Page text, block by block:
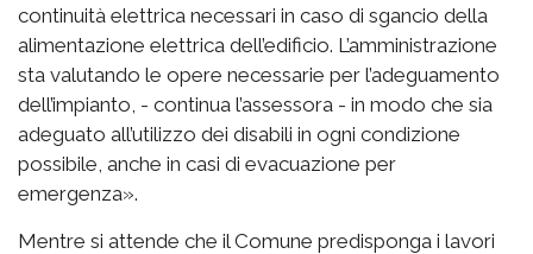
continuità elettrica necessari in caso di sgancio della
alimentazione elettrica dell’edificio. L’amministrazione
sta valutando le opere necessarie per l’adeguamento
dell’impianto, - continua l’assessora - in modo che sia
adeguato all’utilizzo dei disabili in ogni condizione
possibile, anche in casi di evacuazione per
emergenza».
Mentre si attende che il Comune predisponga i lavori